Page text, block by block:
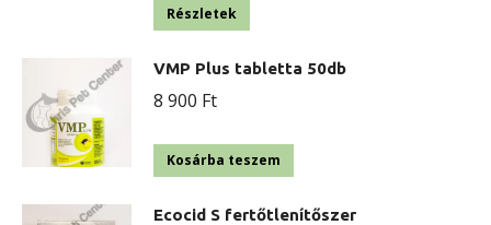
Részletek
VMP Plus tabletta 50db
8 900 Ft
Kosárba teszem
Ecocid S fertőtlenítőszer